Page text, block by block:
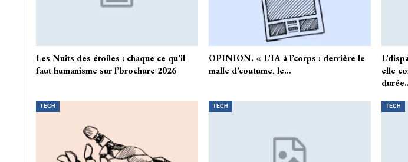
Les Nuits des étoiles : chaque ce qu’il
faut humanisme sur l’brochure 2026
OPINION. « L’IA à l’corps : derrière le
malle d’coutume, le…
elle
TECH TECH TECH